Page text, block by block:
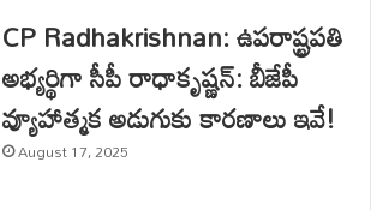
CP Radhakrishnan: ఉపరాష్ట్రపతి
అభ్యర్థిగా సీపీ రాధాకృష్ణన్: బీజేపీ
వ్యూహాత్మక అడుగుకు కారణాలు ఇవే!
August 17, 2025